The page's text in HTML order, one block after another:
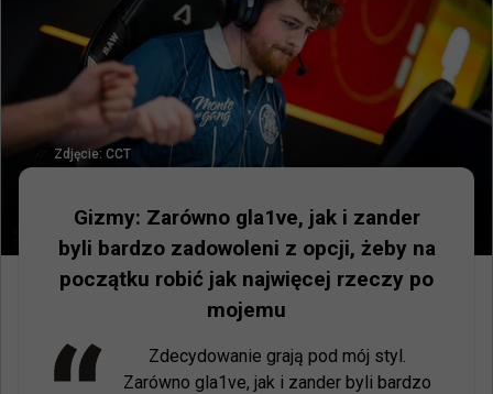
Zdjęcie: CCT
Gizmy: Zarówno gla1ve, jak i zander
byli bardzo zadowoleni z opcji, żeby na
początku robić jak najwięcej rzeczy po
mojemu
Zdecydowanie grają pod mój styl.
Zarówno gla1ve, jak i zander byli bardzo